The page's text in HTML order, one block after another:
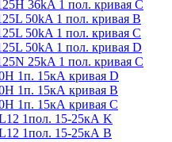
36kA 1 пол. кривая C
50kA 1 пол. кривая B
50kA 1 пол. кривая C
50kA 1 пол. кривая D
25kA 1 пол. кривая C
1п. 15кА кривая D
1п. 15кА кривая В
1п. 15кА кривая С
1пол. 15-25кА K
1пол. 15-25кА В